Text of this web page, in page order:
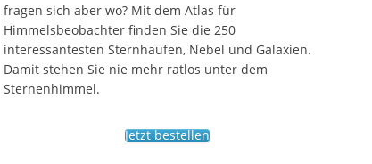
fragen sich aber wo? Mit dem Atlas für
Himmelsbeobachter finden Sie die 250
interessantesten Sternhaufen, Nebel und Galaxien.
Damit stehen Sie nie mehr ratlos unter dem
Sternenhimmel.
Jetzt bestellen